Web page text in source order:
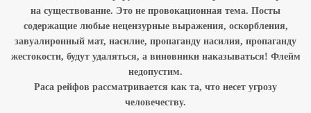
на существование. Это не провокационная тема. Посты
содержащие любые нецензурные выражения, оскорбления,
завуалиронный мат, насилие, пропаганду насилия, пропаганду
жестокости, будут удаляться, а виновники наказываться! Флейм
недопустим.
Раса рейфов рассматривается как та, что несет угрозу
человечеству.